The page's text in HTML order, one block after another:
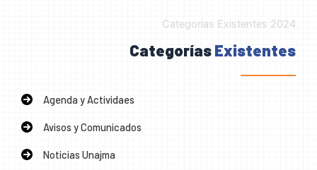
Categorias Existentes 2024
CategoríasExistentes
Agenda y Actividaes
Avisos y Comunicados
Noticias Unajma